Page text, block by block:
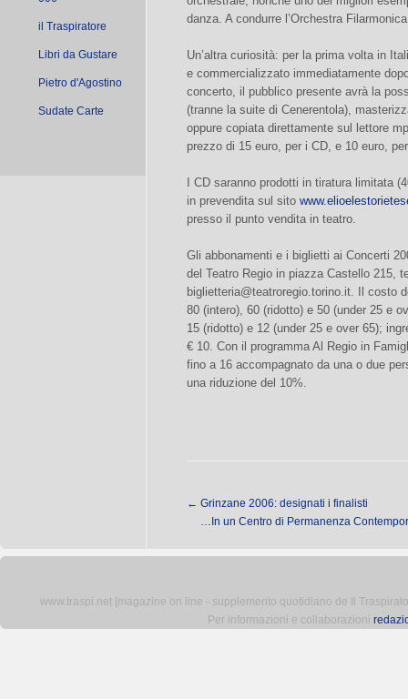
il Traspiratore
Libri da Gustare
Pietro d'Agostino
Sudate Carte
danza. A condurre l’Orchestra
Un’altra curiosità: per la prima volta in
e commercializzato immediatamente
concerto, il pubblico presente avrà la
(tranne la suite di Cenerentola),
oppure copiata direttamente sul lettore
prezzo di 15 euro, per i CD, e 10 euro,
I CD saranno prodotti in tiratura limitata
in prevendita sul sito
presso il punto vendita in teatro.
Gli abbonamenti e i biglietti ai Concerti
del Teatro Regio in piazza Castello 215,
biglietteria@teatroregio.torino.it. Il costo
80 (intero), 60 (ridotto) e 50 (under 25 e
15 (ridotto) e 12 (under 25 e over 65);
€ 10. Con il programma Al Regio in
fino a 16 accompagnato da una o due
una riduzione del 10%.
← Grinzane 2006: designati i finalisti
…In un Centro di Permanenza
www.traspi.net [magazine on line - supplemento quotidiano de Il
Per informazioni e collaborazioni